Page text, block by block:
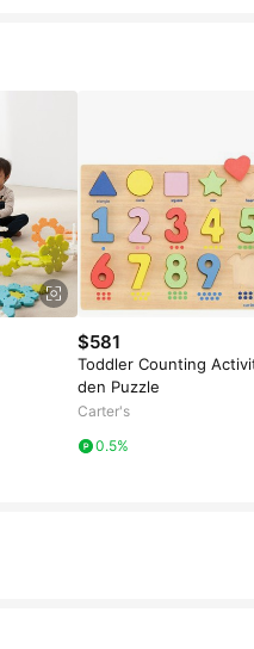
$581
Toddler Counting
den Puzzle
Carter's
0.5%